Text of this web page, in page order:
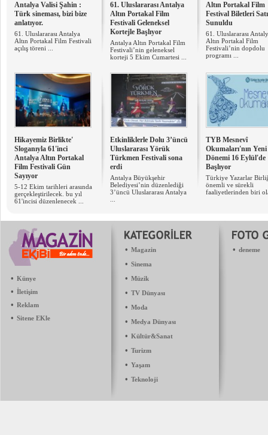
Antalya Valisi Şahin :
Türk sineması, bizi bize
anlatıyor.
61. Uluslararası Antalya
Altın Portakal Film Festivali
açılış töreni ...
61. Uluslararası Antalya
Altın Portakal Film
Festivali Geleneksel
Kortejle Başlıyor
Antalya Altın Portakal Film
Festivali’nin geleneksel
korteji 5 Ekim Cumartesi ...
Altın Portakal Film
Festival Biletleri
Sunuldu
61. Uluslararası
Altın Portakal Film
Festivali’nin dopdolu
programı ...
Hikayemiz Birlikte'
Sloganıyla 61'inci
Antalya Altın Portakal
Film Festivali Gün
Sayıyor
5-12 Ekim tarihleri arasında
gerçekleştirilecek. bu yıl
61'incisi düzenlenecek ...
Etkinliklerle Dolu 3’üncü
Uluslararası Yörük
Türkmen Festivali sona
erdi
Antalya Büyükşehir
Belediyesi’nin düzenlediği
3’üncü Uluslararası Antalya
TYB Mesnevî
Okumaları'nın Yeni
Dönemi 16 Eylül'de
Başlıyor
Türkiye Yazarlar
önemli ve sürekli
faaliyetlerinden biri
• Künye
• İletişim
• Reklam
• Sitene EKle
• Magazin
• Sinema
• Müzik
• TV Dünyası
• Moda
• Medya Dünyası
• Kültür&Sanat
• Turizm
• Yaşam
• Teknoloji
• deneme